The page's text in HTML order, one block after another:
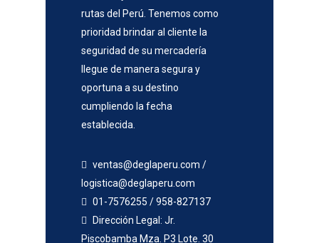
rutas del Perú. Tenemos como
prioridad brindar al cliente la
seguridad de su mercadería
llegue de manera segura y
oportuna a su destino
cumpliendo la fecha
establecida.
ventas@deglaperu.com /
logistica@deglaperu.com
01-7576255 / 958-827137
Dirección Legal: Jr.
Piscobamba Mza. P3 Lote. 30